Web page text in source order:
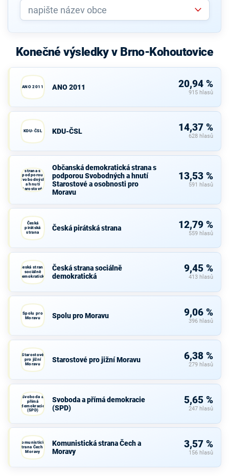
Konečné výsledky v Brno-Kohoutovice
ANO 2011 ANO 2011 20,94 %
915 hlasů
KDU-ČSL KDU-ČSL 14,37 %
628 hlasů
strana s
podporou
Svobodných
a hnutí
Starostové a
osobnosti
Občanská demokratická strana s
podporou Svobodných a hnutí
Starostové a osobnosti pro
Moravu
13,53 %
591 hlasů
Česká
pirátská
strana
Česká pirátská strana 12,79 %
559 hlasů
Česká strana
sociálně
demokratická
Česká strana sociálně
demokratická
9,45 %
413 hlasů
Spolu pro
Moravu
Spolu pro Moravu 9,06 %
396 hlasů
Starostové
pro jižní
Moravu
Starostové pro jižní Moravu 6,38 %
279 hlasů
Svoboda a
přímá
demokracie
(SPD)
Svoboda a přímá demokracie
(SPD)
5,65 %
247 hlasů
Komunistická
strana Čech a
Moravy
Komunistická strana Čech a
Moravy
3,57 %
156 hlasů